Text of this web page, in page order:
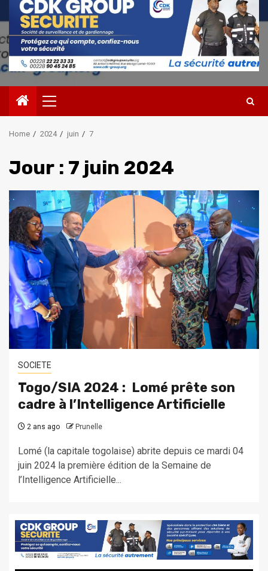
Primary
Menu
Home 2024 juin 7
Jour : 7 juin 2024
SOCIETE
Togo/SIA 2024 : Lomé prête son
cadre à l’Intelligence Artificielle
2 ans ago Prunelle
Lomé (la capitale togolaise) abrite depuis ce mardi 04
juin 2024 la première édition de la Semaine de
l’Intelligence Artificielle...